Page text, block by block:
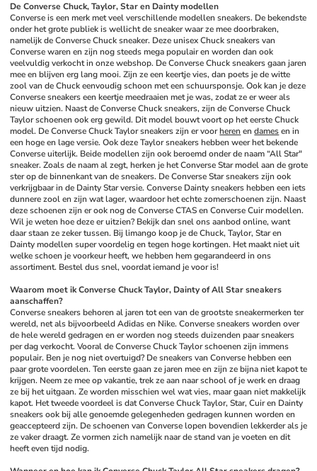
De Converse Chuck, Taylor, Star en Dainty modellen
Converse is een merk met veel verschillende modellen sneakers. De bekendste
onder het grote publiek is wellicht de sneaker waar ze mee doorbraken,
namelijk de Converse Chuck sneaker. Deze unisex Chuck sneakers van
Converse waren en zijn nog steeds mega populair en worden dan ook
veelvuldig verkocht in onze webshop. De Converse Chuck sneakers gaan jaren
mee en blijven erg lang mooi. Zijn ze een keertje vies, dan poets je de witte
zool van de Chuck eenvoudig schoon met een schuursponsje. Ook kan je deze
Converse sneakers een keertje meedraaien met je was, zodat ze er weer als
nieuw uitzien. Naast de Converse Chuck sneakers, zijn de Converse Chuck
Taylor schoenen ook erg gewild. Dit model bouwt voort op het eerste Chuck
model. De Converse Chuck Taylor sneakers zijn er voor heren en dames en in
een hoge en lage versie. Ook deze Taylor sneakers hebben weer het bekende
Converse uiterlijk. Beide modellen zijn ook beroemd onder de naam “All Star"
sneaker. Zoals de naam al zegt, herken je het Converse Star model aan de grote
ster op de binnenkant van de sneakers. De Converse Star sneakers zijn ook
verkrijgbaar in de Dainty Star versie. Converse Dainty sneakers hebben een iets
dunnere zool en zijn wat lager, waardoor het echte zomerschoenen zijn. Naast
deze schoenen zijn er ook nog de Converse CTAS en Converse Cuir modellen.
Wil je weten hoe deze er uitzien? Bekijk dan snel ons aanbod online, want
daar staan ze zeker tussen. Bij limango koop je de Chuck, Taylor, Star en
Dainty modellen super voordelig en tegen hoge kortingen. Het maakt niet uit
welke schoen je voorkeur heeft, we hebben hem gegarandeerd in ons
assortiment. Bestel dus snel, voordat iemand je voor is!
Waarom moet ik Converse Chuck Taylor, Dainty of All Star sneakers
aanschaffen?
Converse sneakers behoren al jaren tot een van de grootste sneakermerken ter
wereld, net als bijvoorbeeld Adidas en Nike. Converse sneakers worden over
de hele wereld gedragen en er worden nog steeds duizenden paar sneakers
per dag verkocht. Vooral de Converse Chuck Taylor schoenen zijn immens
populair. Ben je nog niet overtuigd? De sneakers van Converse hebben een
paar grote voordelen. Ten eerste gaan ze jaren mee en zijn ze bijna niet kapot te
krijgen. Neem ze mee op vakantie, trek ze aan naar school of je werk en draag
ze bij het uitgaan. Ze worden misschien wel wat vies, maar gaan niet makkelijk
kapot. Het tweede voordeel is dat Converse Chuck Taylor, Star, Cuir en Dainty
sneakers ook bij alle genoemde gelegenheden gedragen kunnen worden en
geaccepteerd zijn. De schoenen van Converse lopen bovendien lekkerder als je
ze vaker draagt. Ze vormen zich namelijk naar de stand van je voeten en dit
heeft even tijd nodig.